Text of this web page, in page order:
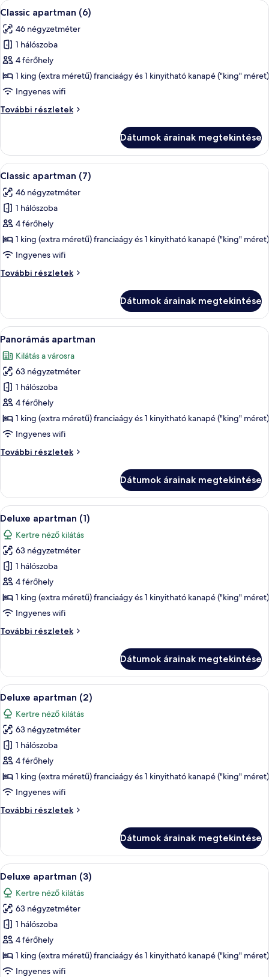
A
következő
szoba
összes
képének
megtekintése:
Classic
(6)
Egy modern étkező, ahol egy
6
Classic apartman (6)
46 négyzetméter
1 hálószoba
4 férőhely
1 king (extra méretű) franciaágy és 1 kinyitható kanapé ("king" méret)
Ingyenes wifi
További részletek
Classic
részletei
Dátumok árainak megtekintése
A
következő
szoba
összes
képének
megtekintése:
Classic
(7)
Egy modern étkező, ahol egy
6
Classic apartman (7)
46 négyzetméter
1 hálószoba
4 férőhely
1 king (extra méretű) franciaágy és 1 kinyitható kanapé ("king" méret)
Ingyenes wifi
További részletek
Classic
részletei
Dátumok árainak megtekintése
A
következő
szoba
összes
képének
megtekintése:
Panorámás
apartman
Egy tetőterasz, ahol fehér asztal és
8
Panorámás apartman
Kilátás a városra
63 négyzetméter
1 hálószoba
4 férőhely
1 king (extra méretű) franciaágy és 1 kinyitható kanapé ("king" méret)
Ingyenes wifi
További részletek
Panorámás
Dátumok árainak megtekintése
A
következő
szoba
összes
képének
megtekintése:
Deluxe
apartman
Egy modern nappali, szürke
8
Deluxe apartman (1)
Kertre néző kilátás
63 négyzetméter
1 hálószoba
4 férőhely
1 king (extra méretű) franciaágy és 1 kinyitható kanapé ("king" méret)
Ingyenes wifi
További részletek
Deluxe
részletei
Dátumok árainak megtekintése
A
következő
szoba
összes
képének
megtekintése:
Deluxe
apartman
Egy modern nappali, szürke
8
Deluxe apartman (2)
Kertre néző kilátás
63 négyzetméter
1 hálószoba
4 férőhely
1 king (extra méretű) franciaágy és 1 kinyitható kanapé ("king" méret)
Ingyenes wifi
További részletek
Deluxe
részletei
Dátumok árainak megtekintése
A
következő
szoba
összes
képének
megtekintése:
Deluxe
apartman
Egy modern nappali, szürke
8
Deluxe apartman (3)
Kertre néző kilátás
63 négyzetméter
1 hálószoba
4 férőhely
1 king (extra méretű) franciaágy és 1 kinyitható kanapé ("king" méret)
Ingyenes wifi